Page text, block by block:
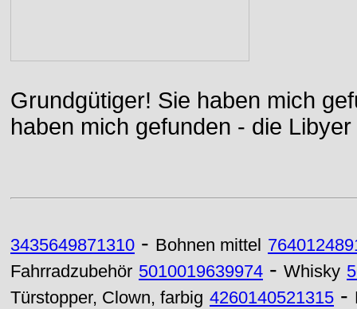
Grundgütiger! Sie haben mich
haben mich gefunden - die
3435649871310 - Bohnen mittel
Fahrradzubehör 5010019639974 - Whisky
Türstopper, Clown, farbig 4260140521315 -